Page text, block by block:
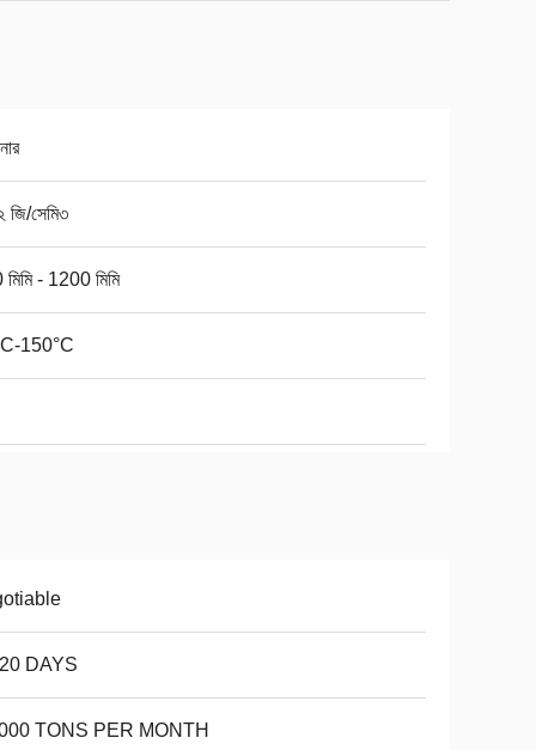
জি/সেমি৩
- 1200 মিমি
150°C
DAYS
TONS PER MONTH